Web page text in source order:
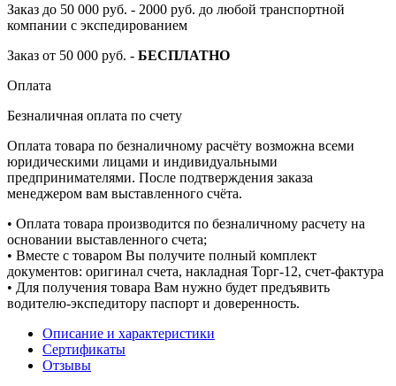
Заказ до 50 000 руб. - 2000 руб. до любой транспортной
компании с экспедированием
Заказ от 50 000 руб. - БЕСПЛАТНО
Оплата
Безналичная оплата по счету
Оплата товара по безналичному расчёту возможна всеми
юридическими лицами и индивидуальными
предпринимателями. После подтверждения заказа
менеджером вам выставленного счёта.
• Оплата товара производится по безналичному расчету на
основании выставленного счета;
• Вместе с товаром Вы получите полный комплект
документов: оригинал счета, накладная Торг-12, счет-фактура
• Для получения товара Вам нужно будет предъявить
водителю-экспедитору паспорт и доверенность.
Описание и характеристики
Сертификаты
Отзывы